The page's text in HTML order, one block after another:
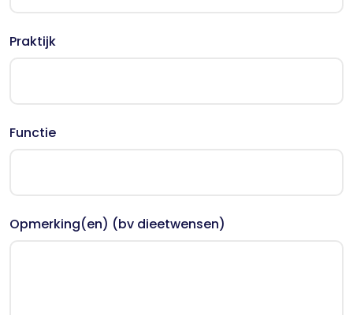
Praktijk
Functie
Opmerking(en) (bv dieetwensen)